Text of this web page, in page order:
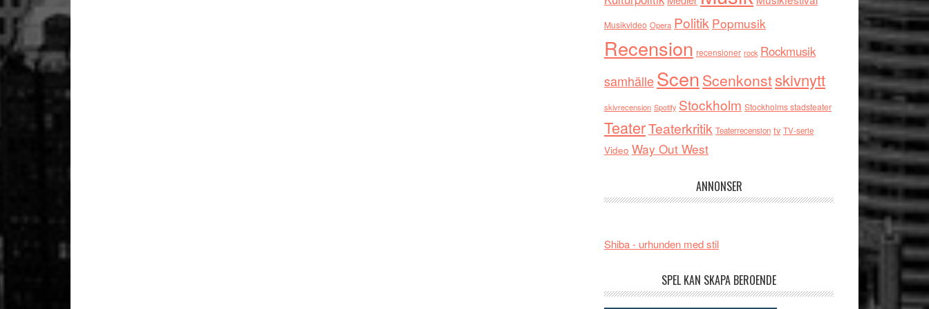
Musikvideo Opera Politik Popmusik
Recension recensioner rock Rockmusik
samhälleScen Scenkonstskivnytt
skivrecension Spotify Stockholm Stockholms stadsteater
TeaterTeaterkritik Teaterrecension tv TV-serie
Video Way Out West
ANNONSER
Shiba - urhunden med stil
SPEL KAN SKAPA BEROENDE